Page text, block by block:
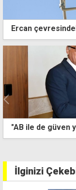
Ercan
Kıbrıslı
istiyor
İlginizi